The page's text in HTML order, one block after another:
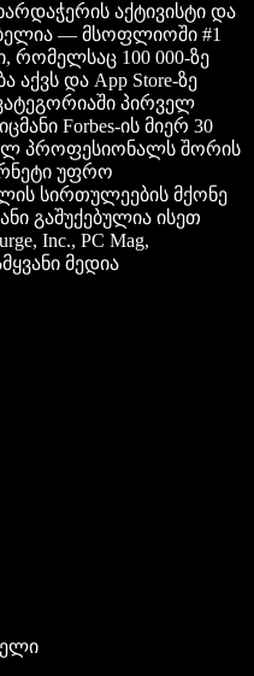
აქტივისტი და
— მსოფლიოში #1
რომელსაც 100 000-ზე
აქვს და App Store-ზე
პირველ
Forbes-ის მიერ 30
პროფესიონალს შორის
უფრო
სირთულეების მქონე
გაშუქებულია ისეთ
Inc., PC Mag,
მედია